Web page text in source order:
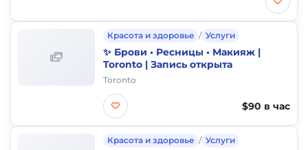
Красота и здоровье / Услуги
✨ Брови • Ресницы • Макияж |
Toronto | Запись открыта
Toronto
$90 в час
Красота и здоровье / Услуги